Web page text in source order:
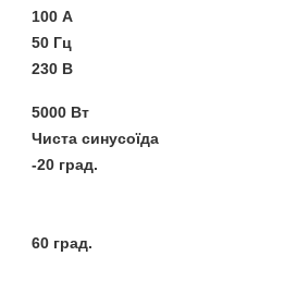
100 А
50 Гц
230 В
5000 Вт
Чиста синусоїда
-20 град.
60 град.